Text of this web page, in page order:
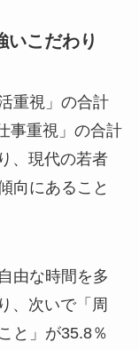
いこだわり
重視」の合計
事重視」の合計
、現代の若者
向にあること
由な時間を多
、次いで「周
と」が35.8％